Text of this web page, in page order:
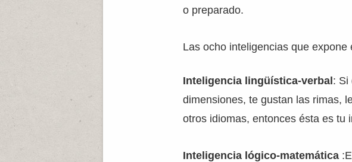
o preparado.
Las ocho inteligencias que expone
Inteligencia lingüística-verbal : Si
dimensiones, te gustan las rimas,
otros idiomas, entonces ésta es tu
Inteligencia lógico-matemática